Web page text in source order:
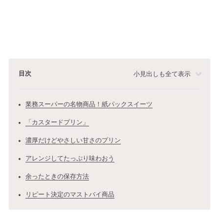
目次 小見出しも全て表示
業務スーパーの名物商品！紙パックスイーツ
「カスタードプリン」
濃厚だけどやさしい甘さのプリン
アレンジしてたっぷり味わおう
余ったときの保存方法
リピート決定のマストバイ商品